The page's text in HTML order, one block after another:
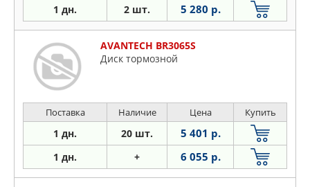
1 дн. 2 шт. 5 280 р.
AVANTECH BR3065S
Диск тормозной
Поставка Наличие Цена Купить
1 дн. 20 шт. 5 401 р.
1 дн. + 6 055 р.